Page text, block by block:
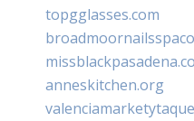
topgglasses.com
anneskitchen.org